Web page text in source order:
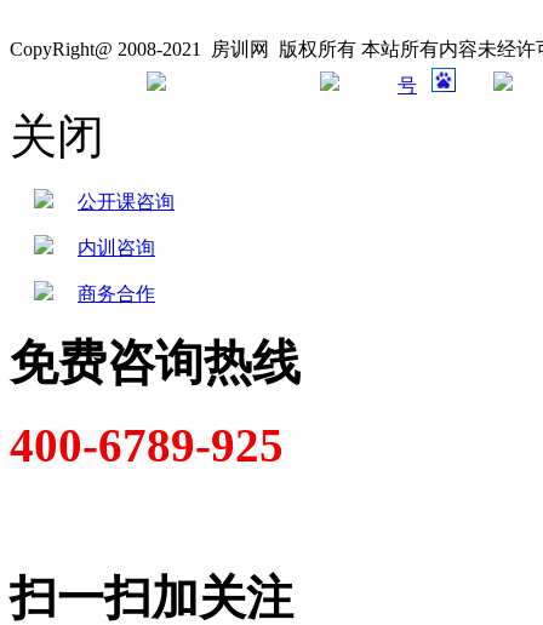
CopyRight@ 2008-2021 房训网 版权所有 本站所有内容未经
号
关闭
公开课咨询
内训咨询
商务合作
免费咨询热线
400-6789-925
扫一扫加关注